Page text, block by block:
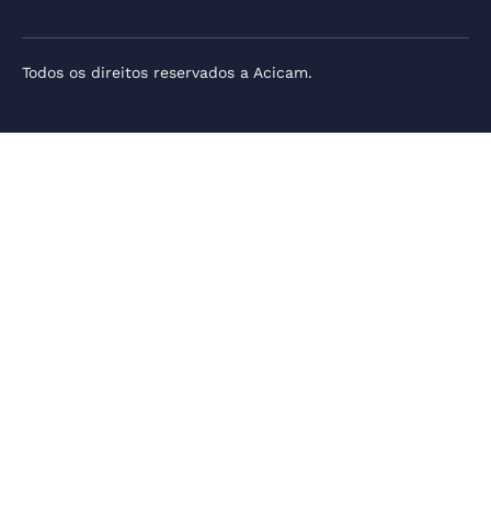
Todos os direitos reservados a Acicam.